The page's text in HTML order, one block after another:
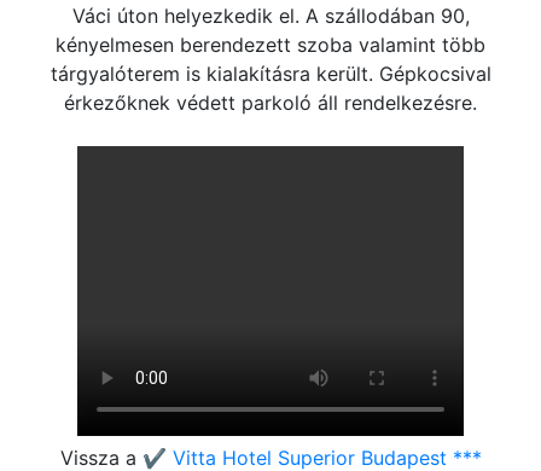
Váci úton helyezkedik el. A szállodában 90,
kényelmesen berendezett szoba valamint több
tárgyalóterem is kialakításra került. Gépkocsival
érkezőknek védett parkoló áll rendelkezésre.
Vissza a ✔️ Vitta Hotel Superior Budapest ***